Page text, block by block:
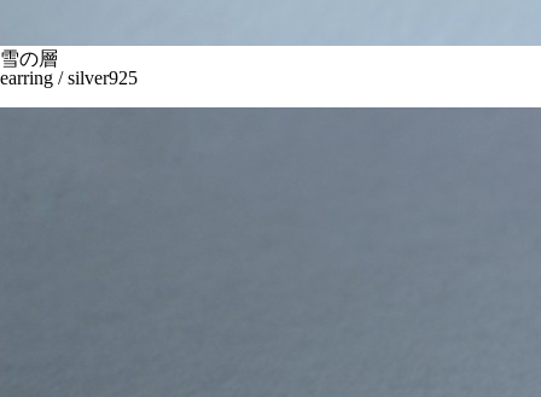
雪の層
earring / silver925